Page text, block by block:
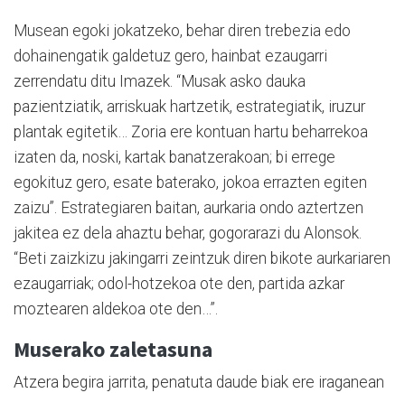
Musean egoki jokatzeko, behar diren trebezia edo
dohainengatik galdetuz gero, hainbat ezaugarri
zerrendatu ditu Imazek. “Musak asko dauka
pazientziatik, arriskuak hartzetik, estrategiatik, iruzur
plantak egitetik… Zoria ere kontuan hartu beharrekoa
izaten da, noski, kartak banatzerakoan; bi errege
egokituz gero, esate baterako, jokoa errazten egiten
zaizu”. Estrategiaren baitan, aurkaria ondo aztertzen
jakitea ez dela ahaztu behar, gogorarazi du Alonsok.
“Beti zaizkizu jakingarri zeintzuk diren bikote aurkariaren
ezaugarriak; odol-hotzekoa ote den, partida azkar
moztearen aldekoa ote den…”.
Muserako zaletasuna
Atzera begira jarrita, penatuta daude biak ere iraganean